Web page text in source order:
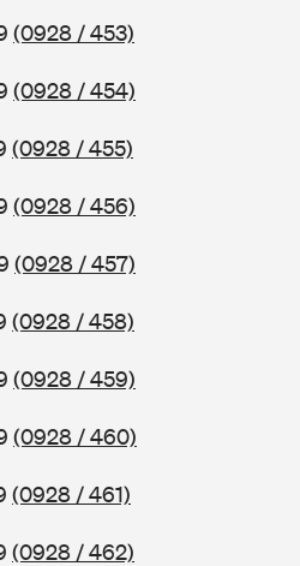
(0928 / 453)
(0928 / 454)
(0928 / 455)
(0928 / 456)
(0928 / 457)
(0928 / 458)
(0928 / 459)
(0928 / 460)
(0928 / 461)
(0928 / 462)